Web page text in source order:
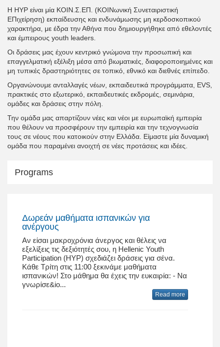
Η HYP είναι μία KOIN.Σ.ΕΠ. (ΚΟΙΝωνική Συνεταιριστική
ΕΠιχείρηση) εκπαίδευσης και ενδυνάμωσης μη κερδοσκοπικού
χαρακτήρα, με έδρα την Αθήνα που δημιουργήθηκε από εθελοντές
και έμπειρους youth leaders.
Οι δράσεις μας έχουν κεντρικό γνώμονα την προσωπική και
επαγγελματική εξέλιξη μέσα από βιωματικές, διαφοροποιημένες και
μη τυπικές δραστηριότητες σε τοπικό, εθνικό και διεθνές επίπεδο.
Οργανώνουμε ανταλλαγές νέων, εκπαιδευτικά προγράμματα, EVS,
πρακτικές στο εξωτερικό, εκπαιδευτικές εκδρομές, σεμινάρια,
ομάδες και δράσεις στην πόλη.
Την ομάδα μας απαρτίζουν νέες και νέοι με ευρωπαϊκή εμπειρία
που θέλουν να προσφέρουν την εμπειρία και την τεχνογνωσία
τους σε νέους που κατοικούν στην Ελλάδα. Είμαστε μία δυναμική
ομάδα που παραμένει ανοιχτή σε νέες προτάσεις και ιδέες.
Programs
Δωρεάν μαθήματα ισπανικών για
ανέργους
Αν είσαι μακροχρόνια άνεργος και θέλεις να
εξελίξεις τις δεξιότητές σου, η Hellenic Youth
Participation (ΗΥΡ) σχεδιάζει δράσεις για σένα.
Κάθε Τρίτη στις 11:00 ξεκινάμε μαθήματα
ισπανικών! Στο μάθημα θα έχεις την ευκαιρία: - Να
γνωρίσε&io...
Read more